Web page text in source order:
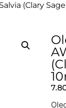
Salvia (Clary